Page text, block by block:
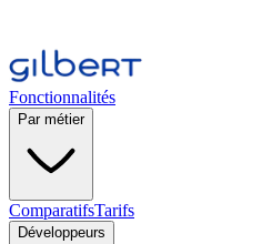
Fonctionnalités
Par métier
ComparatifsTarifs
Développeurs